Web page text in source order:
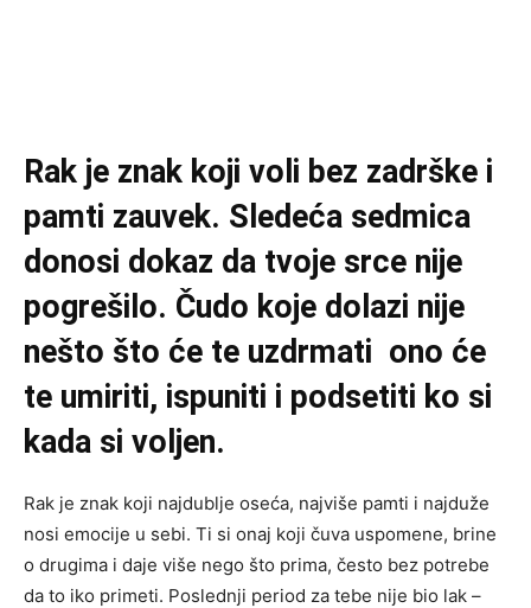
Rak je znak koji voli bez zadrške i
pamti zauvek. Sledeća sedmica
donosi dokaz da tvoje srce nije
pogrešilo. Čudo koje dolazi nije
nešto što će te uzdrmati ono će
te umiriti, ispuniti i podsetiti ko si
kada si voljen.
Rak je znak koji najdublje oseća, najviše pamti i najduže
nosi emocije u sebi. Ti si onaj koji čuva uspomene, brine
o drugima i daje više nego što prima, često bez potrebe
da to iko primeti. Poslednji period za tebe nije bio lak –